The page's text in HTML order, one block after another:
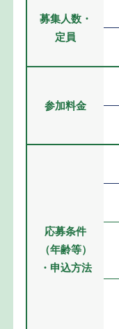
募集人数・
定員
参加料金
応募条件
（年齢等）
・申込方法